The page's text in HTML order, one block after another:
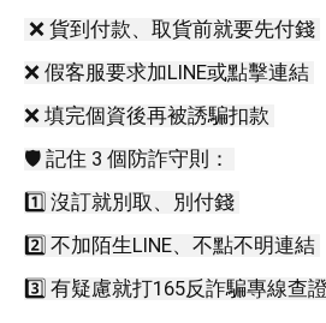
❌ 貨到付款、取貨前就要先付錢
❌ 假客服要求加LINE或點擊連結
❌ 填完個資後再被誘騙扣款
🛡️ 記住 3 個防詐守則：
1️⃣ 沒訂就別取、別付錢
2️⃣ 不加陌生LINE、不點不明連結
3️⃣ 有疑慮就打165反詐騙專線查證